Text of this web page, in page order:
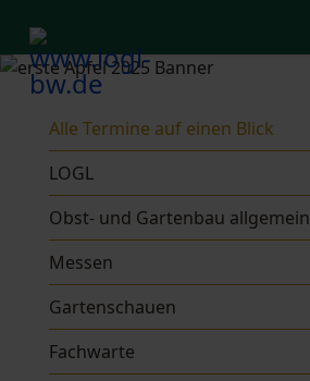
Alle Termine auf einen Blick
LOGL
Obst- und Gartenbau allgemein
Messen
Gartenschauen
Fachwarte